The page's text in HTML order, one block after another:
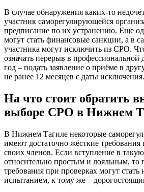
В случае обнаружения каких-то
участник саморегулирующейся
предписание по их устранению. Еще
могут стать финансовые санкции, а в
участника могут исключить из СРО.
означать перерыв в профессиональной
год – подать заявление о приёме в
не ранее 12 месяцев с даты исключения.
На что стоит обратить
выборе СРО в Нижнем
В Нижнем Тагиле некоторые
имеют достаточно жёсткие требования
своих членов. Если вступление в
относительно простым и лояльным, то
требования при проверках могут стать
испытанием, к тому же –